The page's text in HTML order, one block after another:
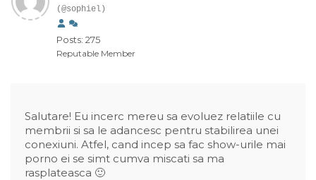
(@sophiel)
Posts: 275
Reputable Member
Salutare! Eu incerc mereu sa evoluez relatiile cu
membrii si sa le adancesc pentru stabilirea unei
conexiuni. Atfel, cand incep sa fac show-urile mai
porno ei se simt cumva miscati sa ma
rasplateasca 🙂